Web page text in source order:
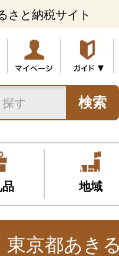
さと納税サイト
検索
品 地域
東京都あき